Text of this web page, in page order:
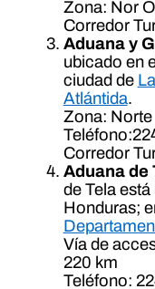
Zona: Nor
Corredor
Aduana y
ubicado en
ciudad de
Atlántida.
Zona: Norte
Corredor
Aduana de
de Tela
Honduras;
Vía de
220 km
Teléfono: